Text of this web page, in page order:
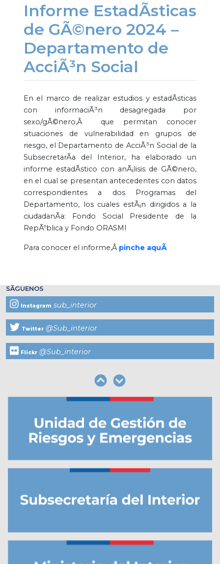
Informe EstadÃ­sticas
de GÃ©nero 2024 –
Departamento de
AcciÃ³n Social
En el marco de realizar estudios y estadÃ­sticas
con informaciÃ³n desagregada por
sexo/gÃ©nero,Â que permitan conocer
situaciones de vulnerabilidad en grupos de
riesgo, el Departamento de AcciÃ³n Social de la
SubsecretarÃ­a del Interior, ha elaborado un
informe estadÃ­stico con anÃ¡lisis de GÃ©nero,
en el cualse presentan antecedentes con datos
correspondientes a dos Programas del
Departamento, los cuales estÃ¡n dirigidos a la
ciudadanÃ­a: Fondo Social Presidente de la
RepÃºblica y Fondo ORASMI
Para conocer el informe,Â pinche aquÃ­
SÃGUENOS
Instagram sub_interior
Twitter @Sub_interior
Flickr @Sub_interior